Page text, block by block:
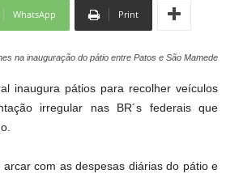
WhatsApp Print
na inauguração do pátio entre Patos e São Mamede
inaugura pátios para recolher veículos
irregular nas BR´s federais que
com as despesas diárias do pátio e